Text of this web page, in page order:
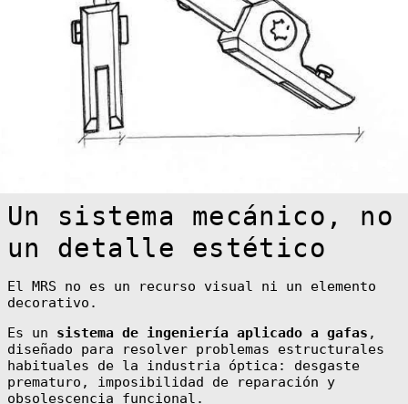
Un sistema mecánico, no
un detalle estético
El MRS no es un recurso visual ni un elemento
decorativo.
Es un sistema de ingeniería aplicado a gafas ,
diseñado para resolver problemas estructurales
habituales de la industria óptica: desgaste
prematuro, imposibilidad de reparación y
obsolescencia funcional.
Åland Islands
Albania (ALL L)
Algeria (DZD
Angola (EUR €)
Anguilla (XCD
$)
Antigua &